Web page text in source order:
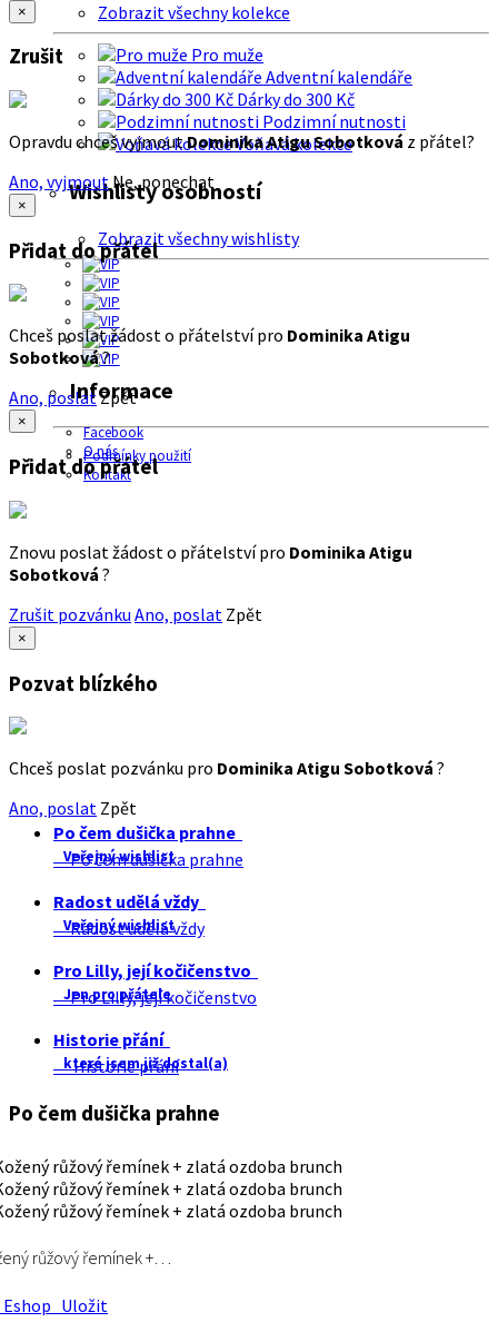
Zobrazit všechny kolekce
Pro muže
Adventní kalendáře
Dárky do 300 Kč
Podzimní nutnosti
Voňavá kolekce
Wishlisty osobností
Zobrazit všechny wishlisty
Informace
Facebook
O nás
Podmínky použití
Kontakt
×
Zrušit
Opravdu chceš vyjmoutDominika Atigu Sobotková z přátel?
Ano, vyjmout Ne, ponechat
×
Přidat do přátel
Chceš poslat žádost o přátelství pro Dominika Atigu
Sobotková?
Ano, poslatZpět
×
Přidat do přátel
Znovu poslat žádost o přátelství pro Dominika Atigu
Sobotková ?
Zrušit pozvánku Ano, poslat Zpět
×
Pozvat blízkého
Chceš poslat pozvánku pro Dominika Atigu Sobotková ?
Ano, poslat Zpět
Po čem dušička prahne
Veřejný wishlist
Po čem dušička prahne
Radost udělá vždy
Veřejný wishlist
Radost udělá vždy
Pro Lilly, její kočičenstvo
Jen pro přátele
Pro Lilly, její kočičenstvo
Historie přání
které jsem již dostal(a)
Historie přání
Po čem dušička prahne
růžový řemínek +…
Uložit